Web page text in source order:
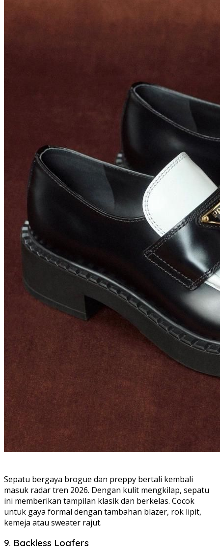
Sepatu bergaya brogue dan preppy bertali kembali
masuk radar tren 2026. Dengan kulit mengkilap, sepatu
ini memberikan tampilan klasik dan berkelas. Cocok
untuk gaya formal dengan tambahan blazer, rok lipit,
kemeja atau sweater rajut.
9. Backless Loafers